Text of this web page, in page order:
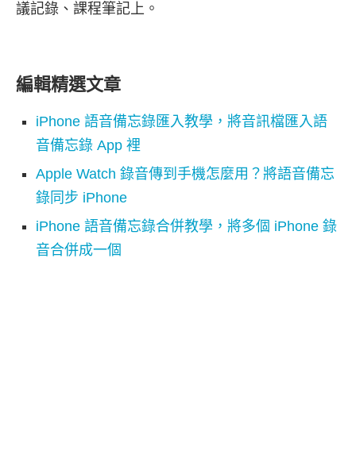
議記錄、課程筆記上。
編輯精選文章
iPhone 語音備忘錄匯入教學，將音訊檔匯入語
音備忘錄 App 裡
Apple Watch 錄音傳到手機怎麼用？將語音備忘
錄同步 iPhone
iPhone 語音備忘錄合併教學，將多個 iPhone 錄
音合併成一個